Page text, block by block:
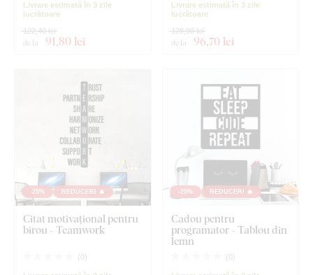
Livrare estimată în 3 zile
lucrătoare
de la 91,80 lei
122,40 lei
Livrare estimată în 3 zile
lucrătoare
de la 96,70 lei
128,90 lei
-25% REDUCERI 🔥
Citat motivațional pentru
birou - Teamwork
( 0)
-25% REDUCERI 🔥
Cadou pentru
programator - Tablou din
lemn
( 0)